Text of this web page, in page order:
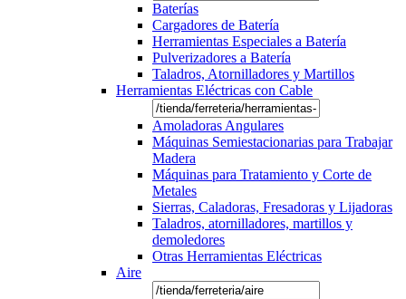
Baterías
Cargadores de Batería
Herramientas Especiales a Batería
Pulverizadores a Batería
Taladros, Atornilladores y Martillos
Herramientas Eléctricas con Cable
Amoladoras Angulares
Máquinas Semiestacionarias para Trabajar
Madera
Máquinas para Tratamiento y Corte de
Metales
Sierras, Caladoras, Fresadoras y Lijadoras
Taladros, atornilladores, martillos y
demoledores
Otras Herramientas Eléctricas
Aire